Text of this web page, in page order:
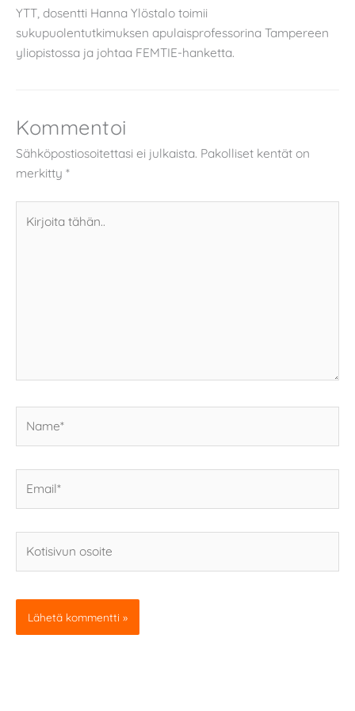
YTT, dosentti Hanna Ylöstalo toimii
sukupuolentutkimuksen apulaisprofessorina Tampereen
yliopistossa ja johtaa FEMTIE-hanketta.
Kommentoi
Sähköpostiosoitettasi ei julkaista. Pakolliset kentät on
merkitty *
tähän..
osoite